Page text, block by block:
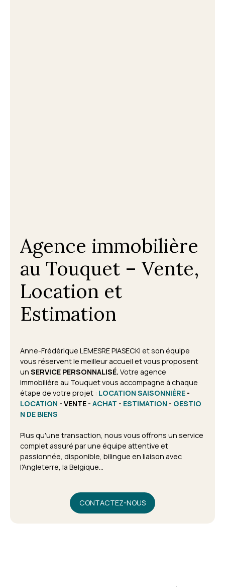
Agence immobilière
au Touquet – Vente,
Location et
Estimation
Anne-Frédérique LEMESRE PIASECKI et son équipe
vous réservent le meilleur accueil et vous proposent
un SERVICE PERSONNALISÉ. Votre agence
immobilière au Touquet vous accompagne à chaque
étape de votre projet : LOCATION SAISONNIÈRE -
LOCATION - VENTE - ACHAT - ESTIMATION - GESTIO
N DE BIENS
Plus qu'une transaction, nous vous offrons un service
complet assuré par une équipe attentive et
passionnée, disponible, bilingue en liaison avec
l'Angleterre, la Belgique...
CONTACTEZ-NOUS